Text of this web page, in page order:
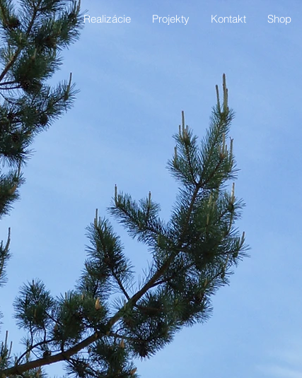
Realizácie Projekty Kontakt Shop